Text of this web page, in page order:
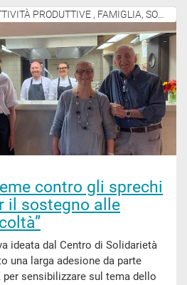
contro gli sprechi
il sostegno alle
ideata dal Centro di Solidarietà
una larga adesione da parte
sensibilizzare sul tema dello